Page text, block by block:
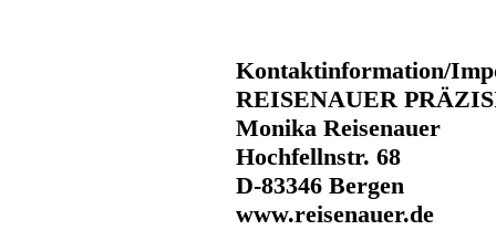
Kontaktinformation/
REISENAUER
Monika Reisenauer
Hochfellnstr. 68
D-83346 Bergen
www.reisenauer.de